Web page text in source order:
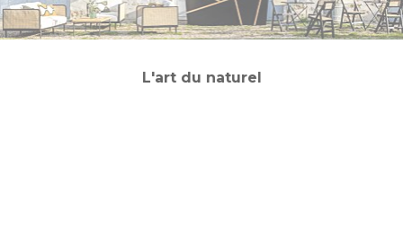
L'art du naturel